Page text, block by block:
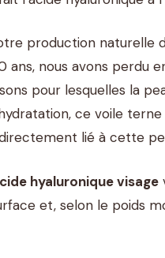
production naturelle
nous avons perdu
pour lesquelles la
ce voile
lié à cette
hyaluronique visage
et, selon le poids